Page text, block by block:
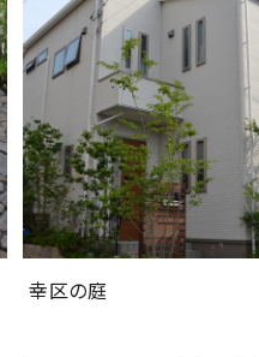
幸区の庭